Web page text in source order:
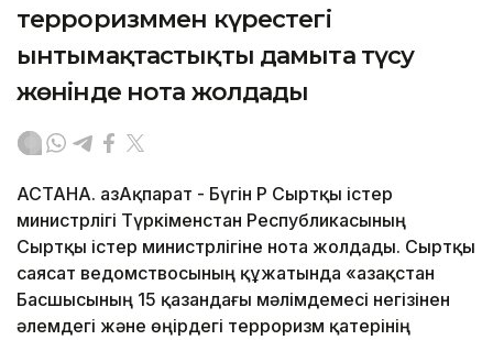
терроризммен күрестегі
ынтымақтастықты дамыта түсу
жөнінде нота жолдады
АСТАНА. ҚазАқпарат - Бүгін ҚР Сыртқы істер
министрлігі Түркіменстан Республикасының
Сыртқы істер министрлігіне нота жолдады. Сыртқы
саясат ведомствосының құжатында «Қазақстан
Басшысының 15 қазандағы мәлімдемесі негізінен
әлемдегі және өңірдегі терроризм қатерінің